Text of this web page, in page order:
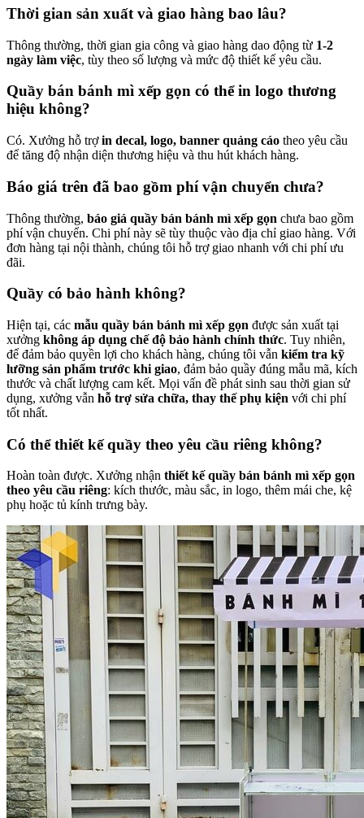
Thời gian sản xuất và giao hàng bao lâu?
Thông thường, thời gian gia công và giao hàng dao động từ 1-2
ngày làm việc, tùy theo số lượng và mức độ thiết kế yêu cầu.
Quầy bán bánh mì xếp gọn có thể in logo thương
hiệu không?
Có. Xưởng hỗ trợin decal, logo, banner quảng cáo theo yêu cầu
để tăng độ nhận diện thương hiệu và thu hút khách hàng.
Báo giá trên đã bao gồm phí vận chuyển chưa?
Thông thường, báo giá quầy bán bánh mì xếp gọn chưa bao gồm
phí vận chuyển. Chi phí này sẽ tùy thuộc vào địa chỉ giao hàng. Với
đơn hàng tại nội thành, chúng tôi hỗ trợ giao nhanh với chi phí ưu
đãi.
Quầy có bảo hành không?
Hiện tại, các mẫu quầy bán bánh mì xếp gọn được sản xuất tại
xưởng không áp dụng chế độ bảo hành chính thức. Tuy nhiên,
để đảm bảo quyền lợi cho khách hàng, chúng tôi vẫn kiểm tra kỹ
lưỡng sản phẩm trước khi giao, đảm bảo quầy đúng mẫu mã, kích
thước và chất lượng cam kết. Mọi vấn đề phát sinh sau thời gian sử
dụng, xưởng vẫn hỗ trợ sửa chữa, thay thế phụ kiện với chi phí
tốt nhất.
Có thể thiết kế quầy theo yêu cầu riêng không?
Hoàn toàn được. Xưởng nhận thiết kế quầy bán bánh mì xếp gọn
theo yêu cầu riêng: kích thước, màu sắc, in logo, thêm mái che, kệ
phụ hoặc tủ kính trưng bày.